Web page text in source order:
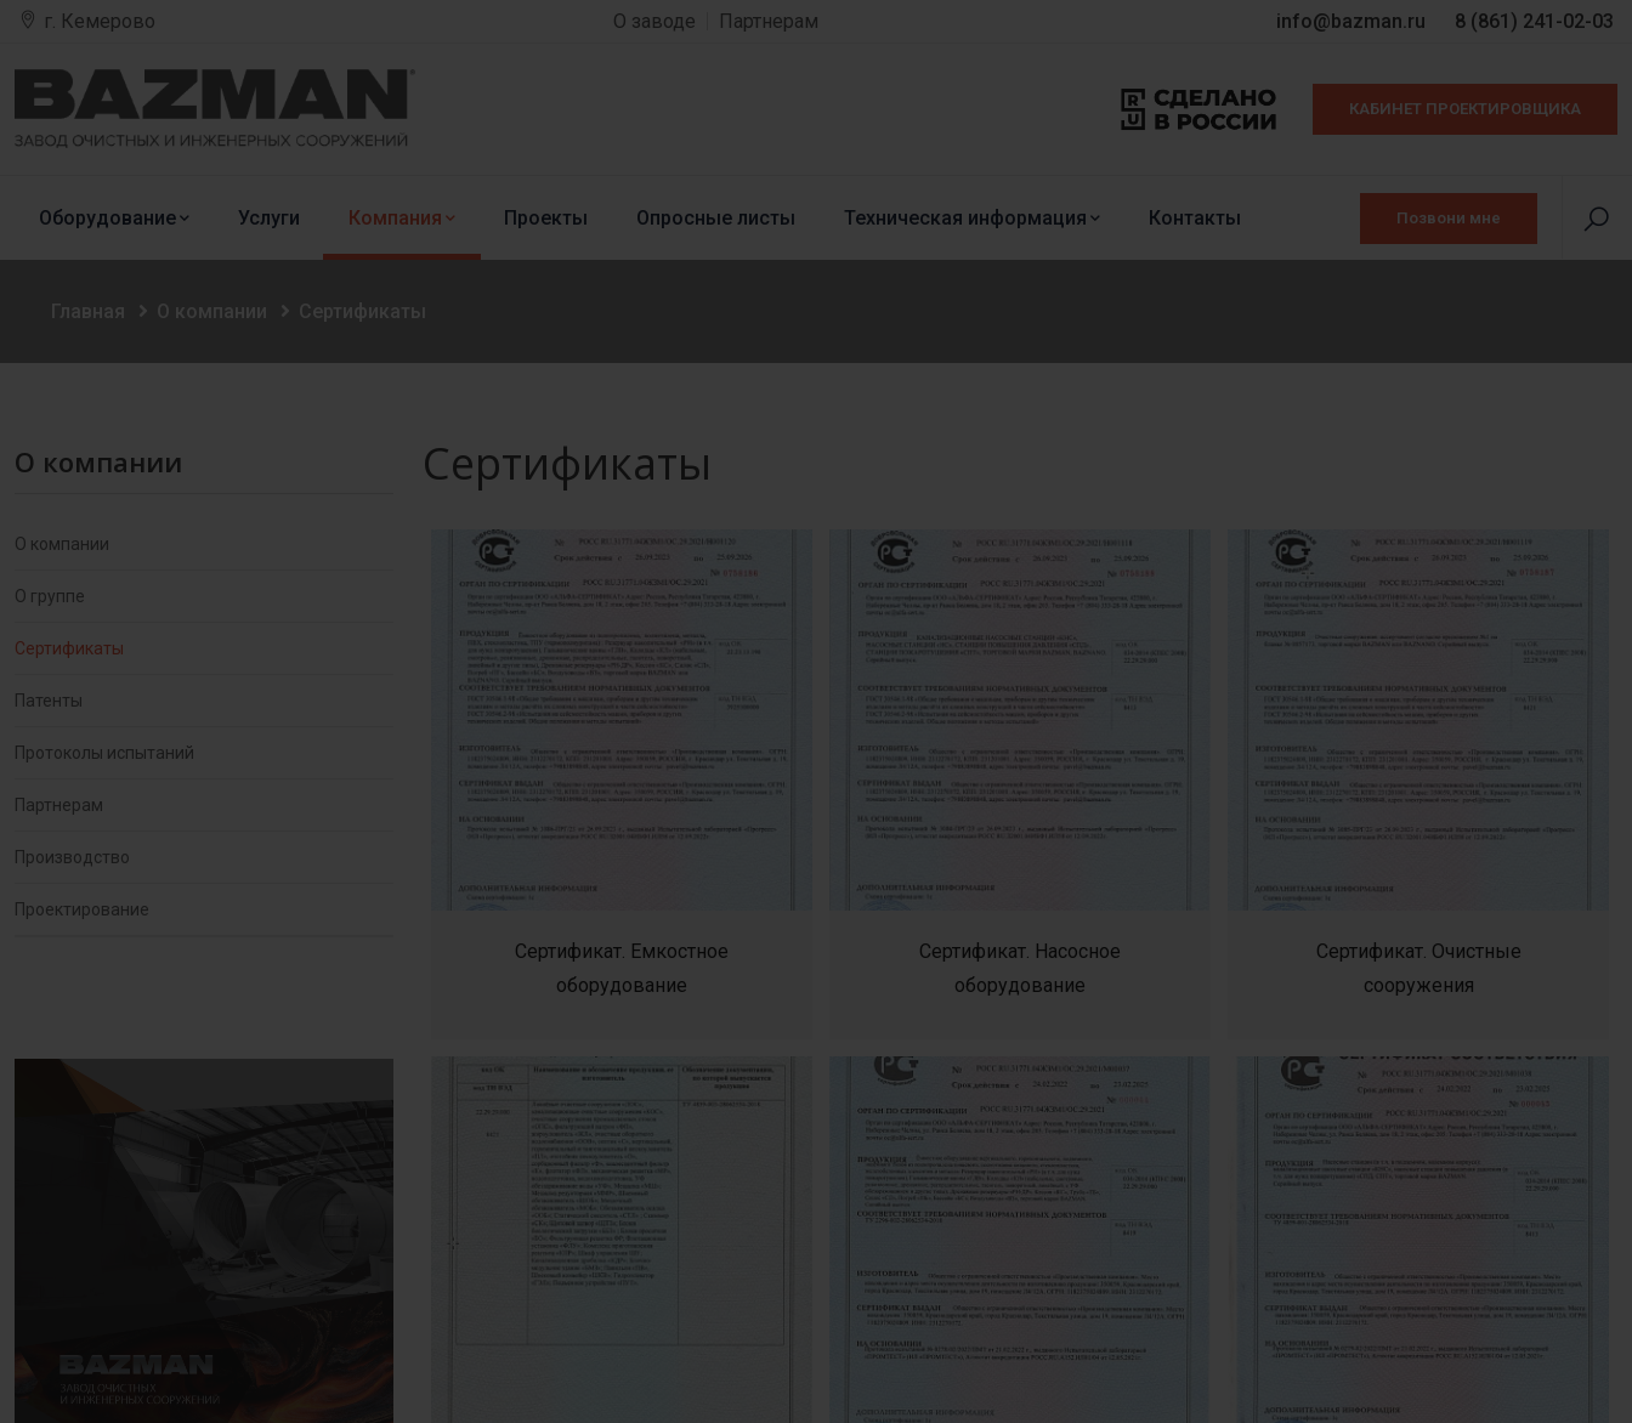
г. Кемерово О заводе Партнерам info@bazman.ru 8 (861) 241-02-03
КАБИНЕТ ПРОЕКТИРОВЩИКА
Оборудование Услуги Компания Проекты Опросные листы Техническая информация Контакты Позвони мне
Главная О компании Сертификаты
О компании
О компании
О группе
Сертификаты
Патенты
Протоколы испытаний
Партнерам
Производство
Проектирование
Сертификаты
Сертификат. Емкостное
оборудование
Сертификат. Насосное
оборудование
Сертификат. Очистные
сооружения